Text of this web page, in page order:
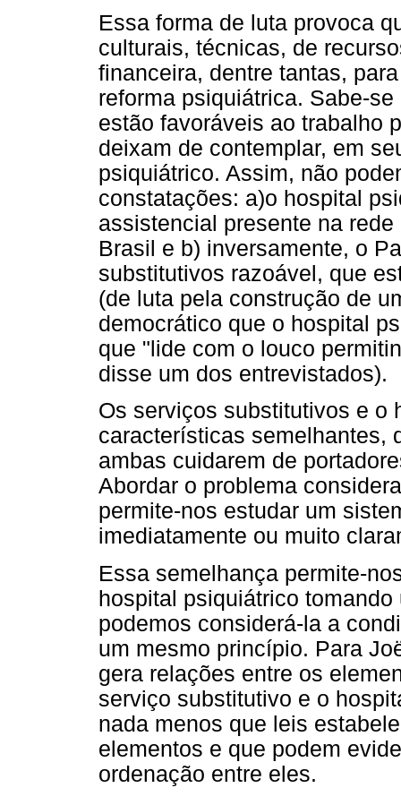
Essa forma de luta provoca
culturais, técnicas, de
financeira, dentre tantas,
reforma psiquiátrica. Sabe-
estão favoráveis ao trabalho
deixam de contemplar, em
psiquiátrico. Assim, não
constatações: a)o hospital
assistencial presente na
Brasil e b) inversamente, o
substitutivos razoável, que
(de luta pela construção de
democrático que o hospital
que "lide com o louco
disse um dos entrevistados).
Os serviços substitutivos e o
características semelhantes,
ambas cuidarem de
Abordar o problema
permite-nos estudar um
imediatamente ou muito
Essa semelhança permite-
hospital psiquiátrico
podemos considerá-la a
um mesmo princípio. Para
gera relações entre os
serviço substitutivo e o
nada menos que leis
elementos e que podem
ordenação entre eles.